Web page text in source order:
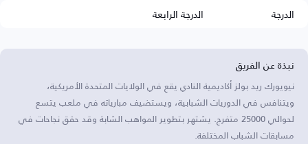
الدرجة
الدرجة الرابعة
نبذة عن الفريق
نيويورك ريد بولز أكاديمية النادي يقع في الولايات المتحدة الأمريكية،
ويتنافس في الدوريات الشبابية، ويستضيف مبارياته في ملعب يتسع
لحوالي 25000 متفرج. يشتهر بتطوير المواهب الشابة وقد حقق نجاحات في
مسابقات الشباب المختلفة.